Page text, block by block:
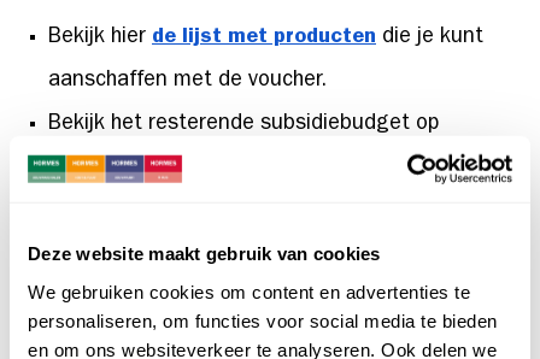
Deze website maakt gebruik van cookies
We gebruiken cookies om content en advertenties te
personaliseren, om functies voor social media te bieden
en om ons websiteverkeer te analyseren. Ook delen we
Bekijk hier de lijst met producten die je kunt
aanschaffen met de voucher.
Bekijk het resterende subsidiebudget op
winstuitjewoning.nl
vragen
Makkelijk de waardebon te